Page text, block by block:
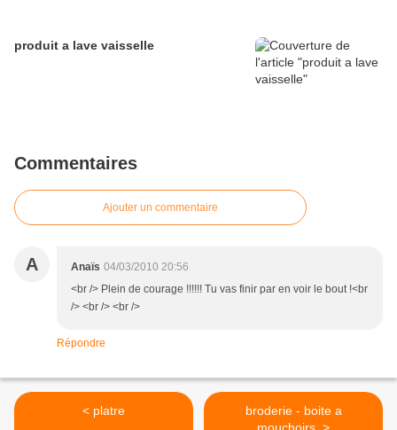
produit a lave vaisselle
Commentaires
Ajouter un commentaire
A Anaïs 04/03/2010 20:56
<br /> Plein de courage !!!!!! Tu vas finir par en voir le bout !<br
/> <br /> <br />
Répondre
< platre
broderie - boite a